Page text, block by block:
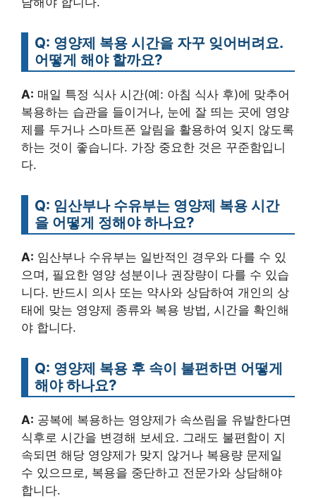
Q: 영양제 복용 시간을 자꾸 잊어버려요.
어떻게 해야 할까요?
A: 매일 특정 식사 시간(예: 아침 식사 후)에 맞추어
복용하는 습관을 들이거나, 눈에 잘 띄는 곳에 영양
제를 두거나 스마트폰 알림을 활용하여 잊지 않도록
하는 것이 좋습니다. 가장 중요한 것은 꾸준함입니
다.
Q: 임산부나 수유부는 영양제 복용 시간
을 어떻게 정해야 하나요?
A: 임산부나 수유부는 일반적인 경우와 다를 수 있
으며, 필요한 영양 성분이나 권장량이 다를 수 있습
니다. 반드시 의사 또는 약사와 상담하여 개인의 상
태에 맞는 영양제 종류와 복용 방법, 시간을 확인해
야 합니다.
Q: 영양제 복용 후 속이 불편하면 어떻게
해야 하나요?
A: 공복에 복용하는 영양제가 속쓰림을 유발한다면
식후로 시간을 변경해 보세요. 그래도 불편함이 지
속되면 해당 영양제가 맞지 않거나 복용량 문제일
수 있으므로, 복용을 중단하고 전문가와 상담해야
합니다.